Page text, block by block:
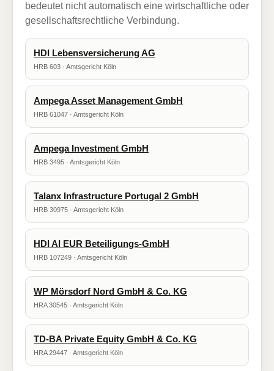
bedeutet nicht automatisch eine wirtschaftliche oder
gesellschaftsrechtliche Verbindung.
HDI Lebensversicherung AG
HRB 603 · Amtsgericht Köln
Ampega Asset Management GmbH
HRB 61047 · Amtsgericht Köln
Ampega Investment GmbH
HRB 3495 · Amtsgericht Köln
Talanx Infrastructure Portugal 2 GmbH
HRB 30975 · Amtsgericht Köln
HDI AI EUR Beteiligungs-GmbH
HRB 107249 · Amtsgericht Köln
WP Mörsdorf Nord GmbH & Co. KG
HRA 30545 · Amtsgericht Köln
TD-BA Private Equity GmbH & Co. KG
HRA 29447 · Amtsgericht Köln